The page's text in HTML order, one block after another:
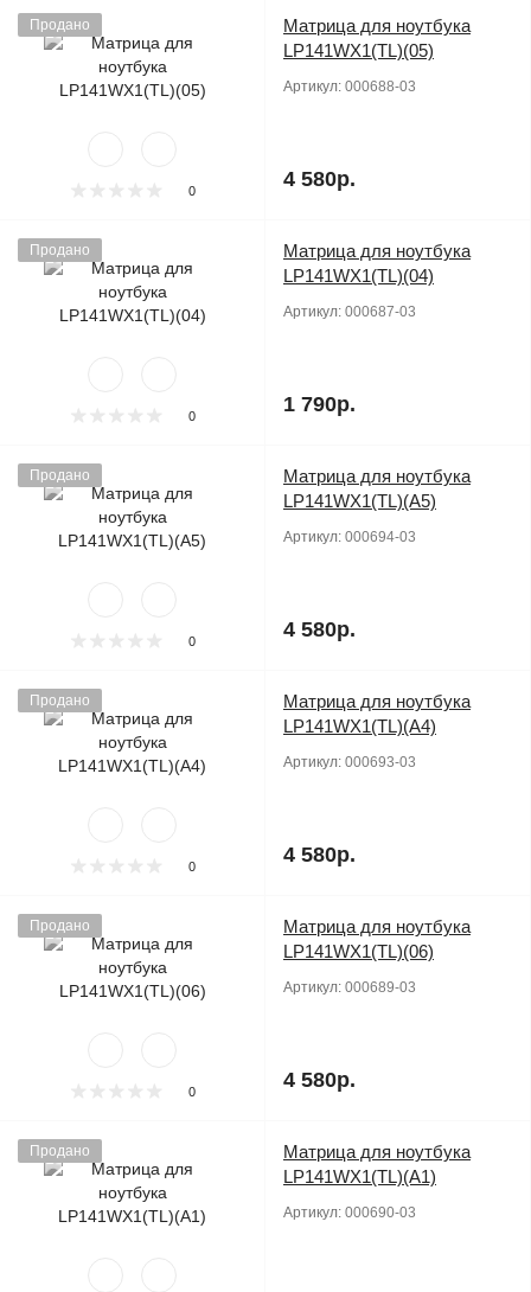
Продано
0
Матрица для ноутбука
LP141WX1(TL)(05)
Артикул: 000688-03
4 580р.
Продано
0
Матрица для ноутбука
LP141WX1(TL)(04)
Артикул: 000687-03
1 790р.
Продано
0
Матрица для ноутбука
LP141WX1(TL)(A5)
Артикул: 000694-03
4 580р.
Продано
0
Матрица для ноутбука
LP141WX1(TL)(A4)
Артикул: 000693-03
4 580р.
Продано
0
Матрица для ноутбука
LP141WX1(TL)(06)
Артикул: 000689-03
4 580р.
Продано
Матрица для ноутбука
LP141WX1(TL)(A1)
Артикул: 000690-03